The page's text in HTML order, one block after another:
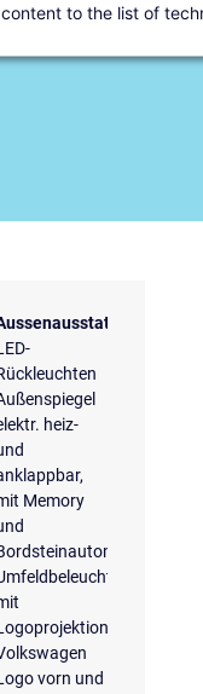
content to the list of
heiz-
Memory
vorn und